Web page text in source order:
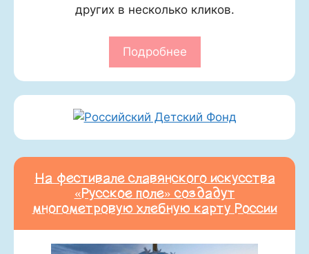
других в несколько кликов.
Подробнее
На фестивале славянского искусства
«Русское поле» создадут
многометровую хлебную карту России